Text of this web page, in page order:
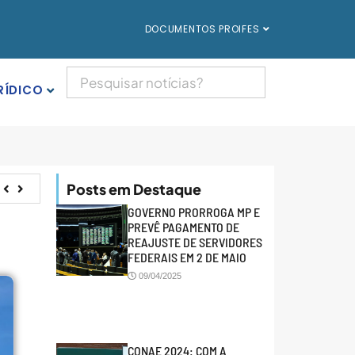
DOCUMENTOS PROIFES
Posts em Destaque
GOVERNO PRORROGA MP E
PREVÊ PAGAMENTO DE
REAJUSTE DE SERVIDORES
FEDERAIS EM 2 DE MAIO
09/04/2025
CONAE 2024: COM A